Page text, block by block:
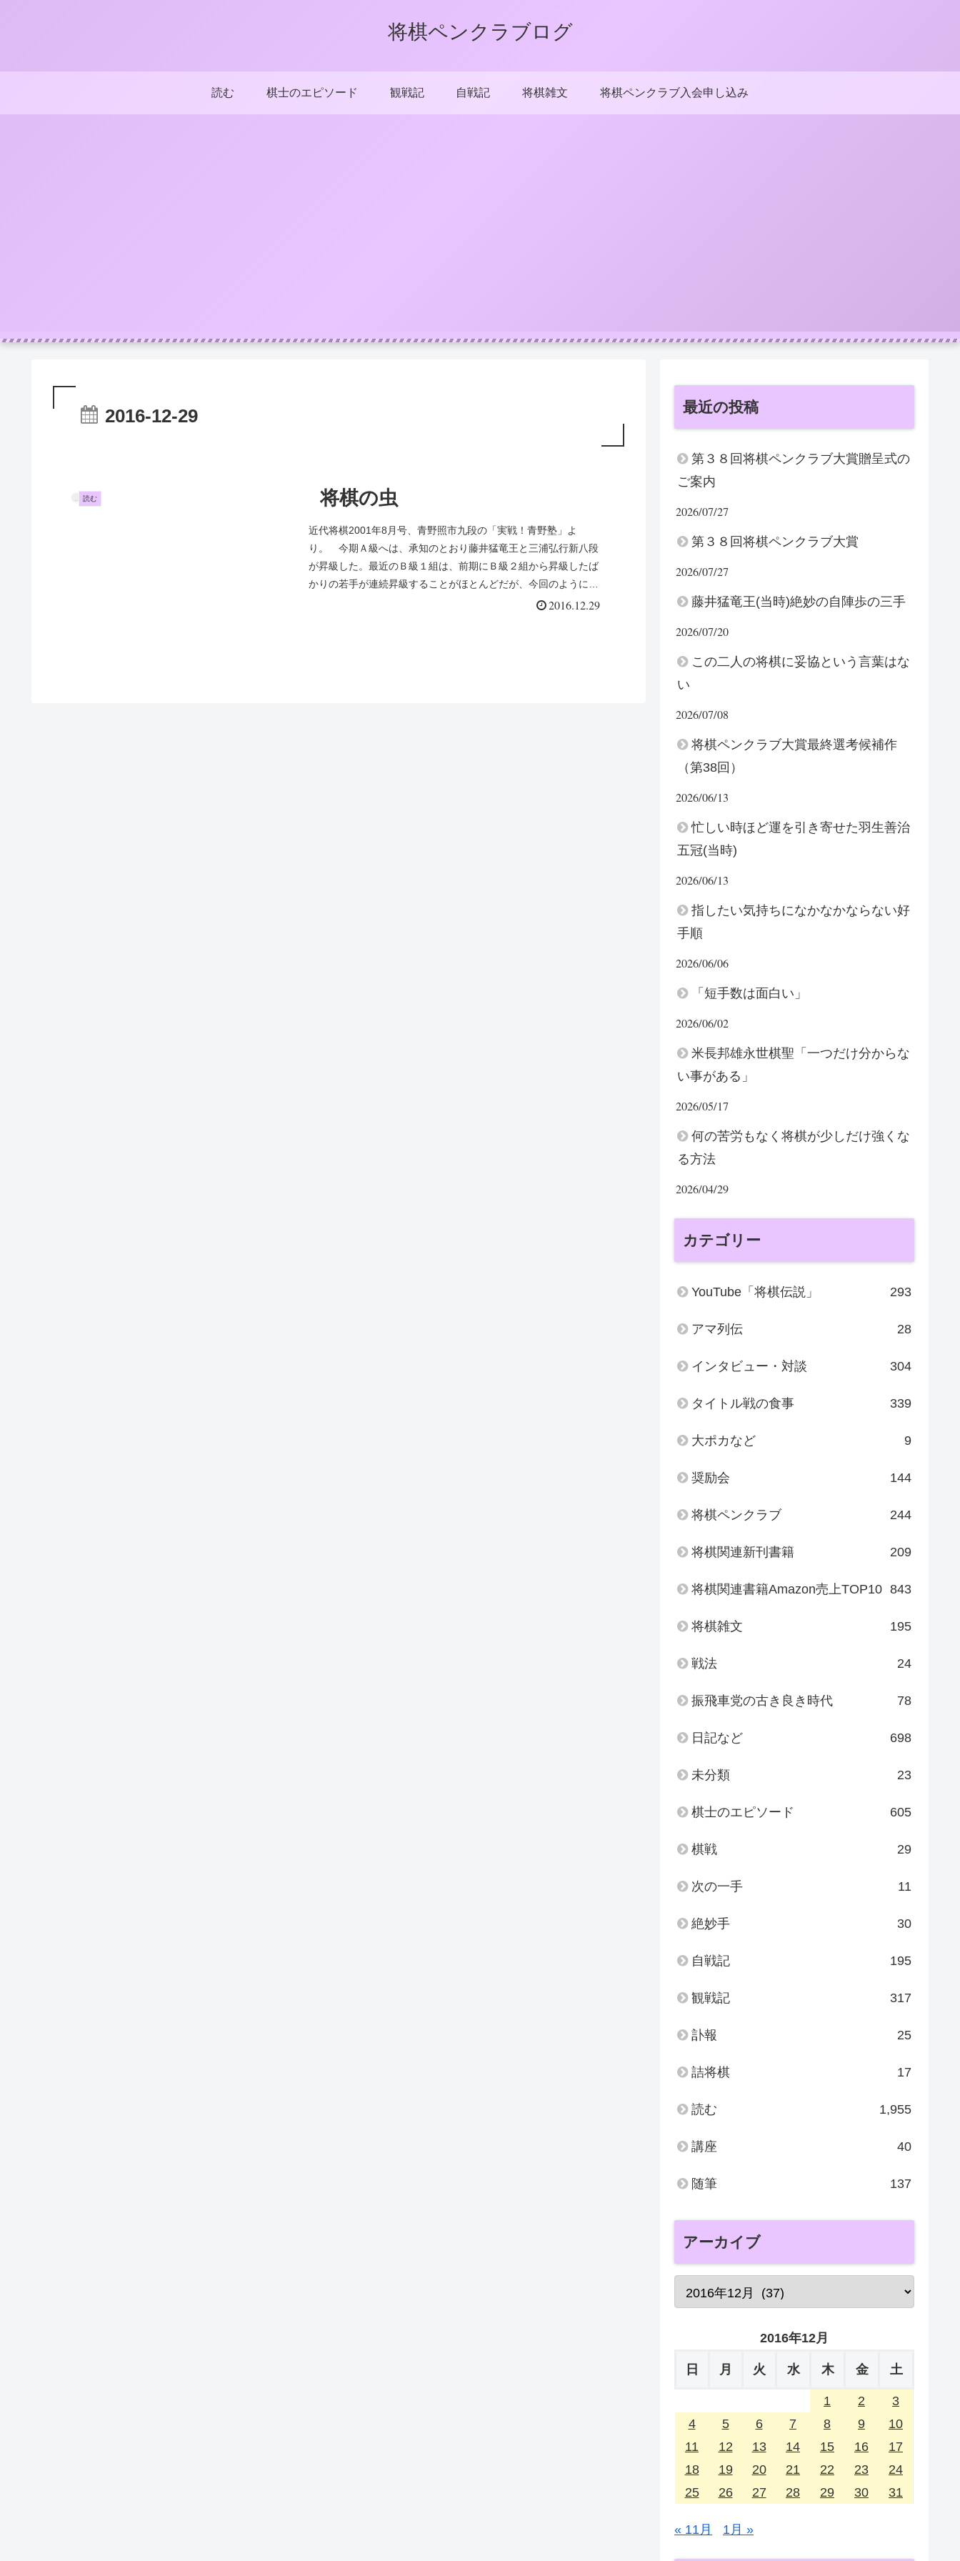
将棋ペンクラブログ
読む 棋士のエピソード 観戦記 自戦記 将棋雑文 将棋ペンクラブ入会申し込み
2016-12-29
読む 将棋の虫
近代将棋2001年8月号、青野照市九段の「実戦！青野塾」よ
り。 今期Ａ級へは、承知のとおり藤井猛竜王と三浦弘行新八段
が昇級した。最近のＢ級１組は、前期にＢ級２組から昇級したば
かりの若手が連続昇級することがほとんどだが、今回のように二
2016.12.29
最近の投稿
第３８回将棋ペンクラブ大賞贈呈式の
ご案内
2026/07/27
第３８回将棋ペンクラブ大賞
2026/07/27
藤井猛竜王(当時)絶妙の自陣歩の三手
2026/07/20
この二人の将棋に妥協という言葉はな
い
2026/07/08
将棋ペンクラブ大賞最終選考候補作
（第38回）
2026/06/13
忙しい時ほど運を引き寄せた羽生善治
五冠(当時)
2026/06/13
指したい気持ちになかなかならない好
手順
2026/06/06
「短手数は面白い」
2026/06/02
米長邦雄永世棋聖「一つだけ分からな
い事がある」
2026/05/17
何の苦労もなく将棋が少しだけ強くな
る方法
2026/04/29
カテゴリー
YouTube「将棋伝説」 293
アマ列伝 28
インタビュー・対談 304
タイトル戦の食事 339
大ポカなど 9
奨励会 144
将棋ペンクラブ 244
将棋関連新刊書籍 209
将棋関連書籍Amazon売上TOP10 843
将棋雑文 195
戦法 24
振飛車党の古き良き時代 78
日記など 698
未分類 23
棋士のエピソード 605
棋戦 29
次の一手 11
絶妙手 30
自戦記 195
観戦記 317
訃報 25
詰将棋 17
読む 1,955
講座 40
随筆 137
アーカイブ
2016年12月
日 月 火 水 木 金 土
1 2
3
4
5 6 7 8 9
10
11
12 13 14 15 16
17
18
19 20 21 22 23
24
25
26 27 28 29 30 31
« 11月 1月 »